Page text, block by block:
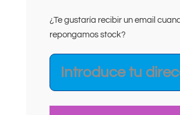
¿Te gustaría recibir un email
repongamos stock?